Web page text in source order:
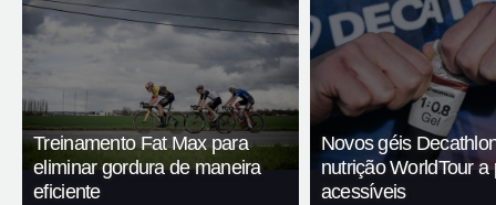
Treinamento Fat Max para
eliminar gordura de maneira
eficiente
Novos géis
nutrição WorldTour a
acessíveis